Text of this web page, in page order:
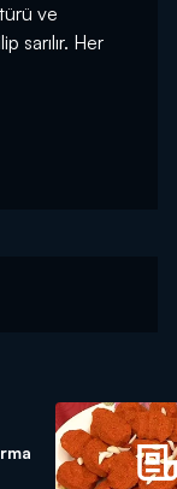
ve
sarılır. Her